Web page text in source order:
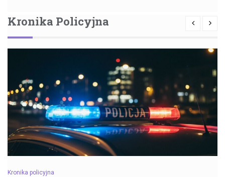
Kronika Policyjna
Kronika policyjna